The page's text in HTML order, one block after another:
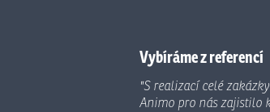
Vybíráme z referencí
"S realizací celé
Animo pro nás zajistilo